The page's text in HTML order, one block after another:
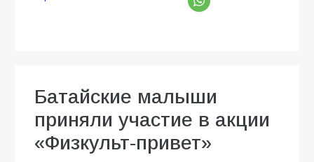
Батайские малыши
приняли участие в акции
«Физкульт-привет»